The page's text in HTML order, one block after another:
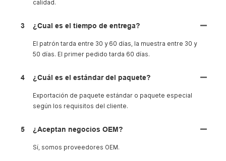
calidad.
3 ¿Cual es el tiempo de entrega?
El patrón tarda entre 30 y 60 días, la muestra entre 30 y
50 días. El primer pedido tarda 60 días.
4 ¿Cuál es el estándar del paquete?
Exportación de paquete estándar o paquete especial
según los requisitos del cliente.
5 ¿Aceptan negocios OEM?
Sí, somos proveedores OEM.